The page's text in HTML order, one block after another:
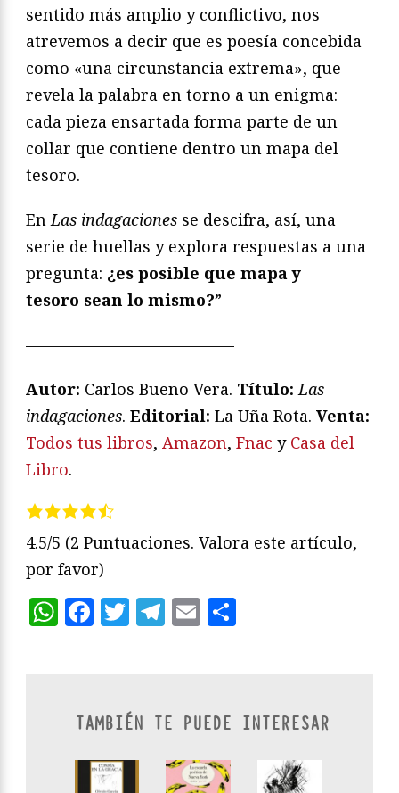
sentido más amplio y conflictivo, nos
atrevemos a decir que es poesía concebida
como «una circunstancia extrema», que
revela la palabra en torno a un enigma:
cada pieza ensartada forma parte de un
collar que contiene dentro un mapa del
tesoro.
EnLas indagaciones se descifra, así, una
serie de huellas y explora respuestas a una
pregunta: ¿es posible que mapa y
tesoro sean lo mismo?”
—————————————
Autor: Carlos Bueno Vera. Título:Las
indagaciones. Editorial: La Uña Rota. Venta:
Todos tus libros, Amazon, Fnac y Casa del
Libro.
4.5/5 (2 Puntuaciones. Valora este artículo,
por favor)
WhatsApp
Facebook
Twitter
Telegram
Email
TAMBIÉN TE PUEDE INTERESAR